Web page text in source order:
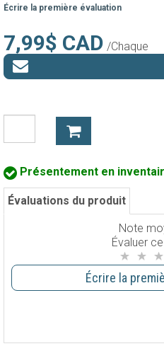
Écrire la première évaluation
7,99$ CAD /Chaque
Présentement en
Évaluations du produit
Note
Évaluer
Écrire la